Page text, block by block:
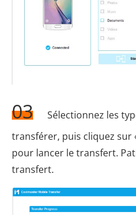
03
Sélectionnez les
transférer, puis cliquez sur
pour lancer le transfert.
transfert.